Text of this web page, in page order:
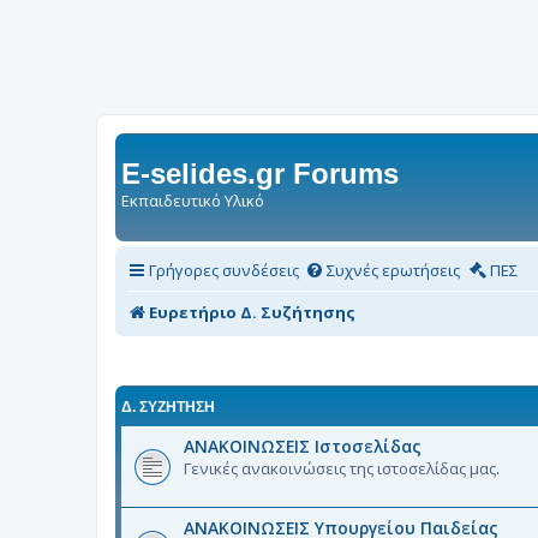
E-selides.gr Forums
Εκπαιδευτικό Υλικό
Γρήγορες συνδέσεις Συχνές ερωτήσεις ΠΕΣ
Ευρετήριο Δ. Συζήτησης
Δ. ΣΥΖΉΤΗΣΗ
ΑΝΑΚΟΙΝΩΣΕΙΣ Ιστοσελίδας
Γενικές ανακοινώσεις της ιστοσελίδας μας.
ΑΝΑΚΟΙΝΩΣΕΙΣ Υπουργείου Παιδείας